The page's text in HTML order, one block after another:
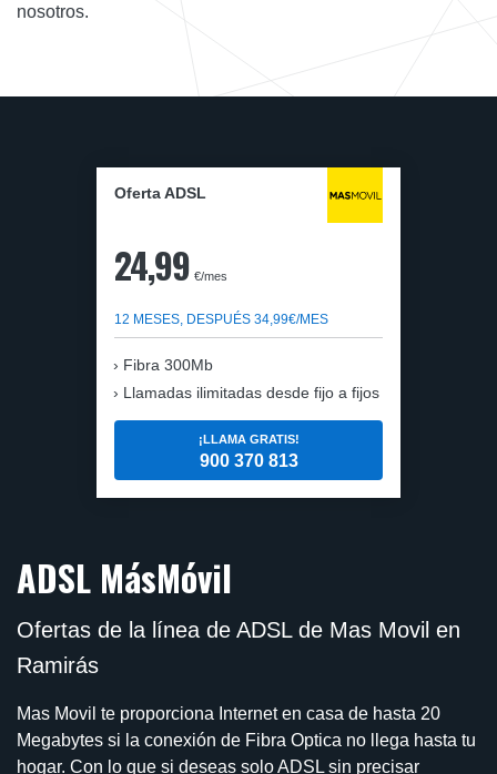
nosotros.
Oferta ADSL
24,99 €/mes
12 MESES, DESPUÉS 34,99€/MES
Fibra 300Mb
Llamadas ilimitadas desde fijo a fijos
¡LLAMA GRATIS!
900 370 813
ADSL MásMóvil
Ofertas de la línea de ADSL de Mas Movil en
Ramirás
Mas Movil te proporciona Internet en casa de hasta 20
Megabytes si la conexión de Fibra Optica no llega hasta tu
hogar. Con lo que si deseas solo ADSL sin precisar